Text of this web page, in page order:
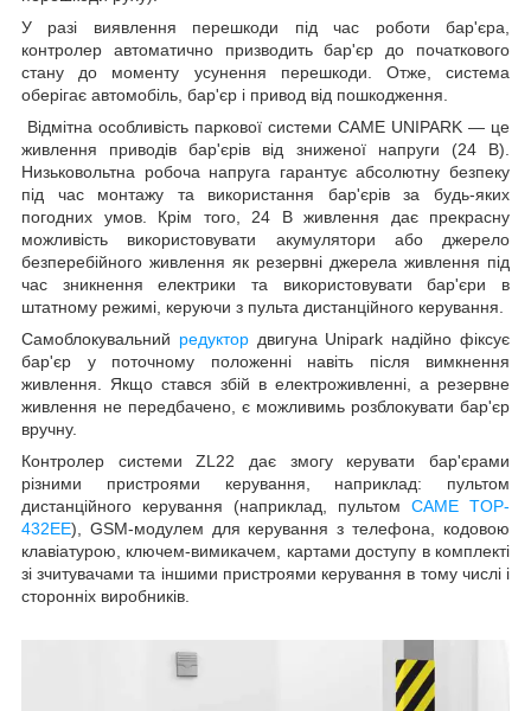
У разі виявлення перешкоди під час роботи бар'єра,
контролер автоматично призводить бар'єр до початкового
стану до моменту усунення перешкоди. Отже, система
оберігає автомобіль, бар'єр і привод від пошкодження.
Відмітна особливість паркової системи CAME UNIPARK — це
живлення приводів бар'єрів від зниженої напруги (24 В).
Низьковольтна робоча напруга гарантує абсолютну безпеку
під час монтажу та використання бар'єрів за будь-яких
погодних умов. Крім того, 24 В живлення дає прекрасну
можливість використовувати акумулятори або джерело
безперебійного живлення як резервні джерела живлення під
час зникнення електрики та використовувати бар'єри в
штатному режимі, керуючи з пульта дистанційного керування.
Самоблокувальний редуктордвигуна Unipark надійно фіксує
бар'єр у поточному положенні навіть після вимкнення
живлення. Якщо стався збій в електроживленні, а резервне
живлення не передбачено, є можливимь розблокувати бар'єр
вручну.
Контролер системи ZL22 дає змогу керувати бар'єрами
різними пристроями керування, наприклад: пультом
дистанційного керування (наприклад, пультом CAME TOP-
432EE), GSM-модулем для керування з телефона, кодовою
клавіатурою, ключем-вимикачем, картами доступу в комплекті
зі зчитувачами та іншими пристроями керування в тому числі і
сторонніх виробників.